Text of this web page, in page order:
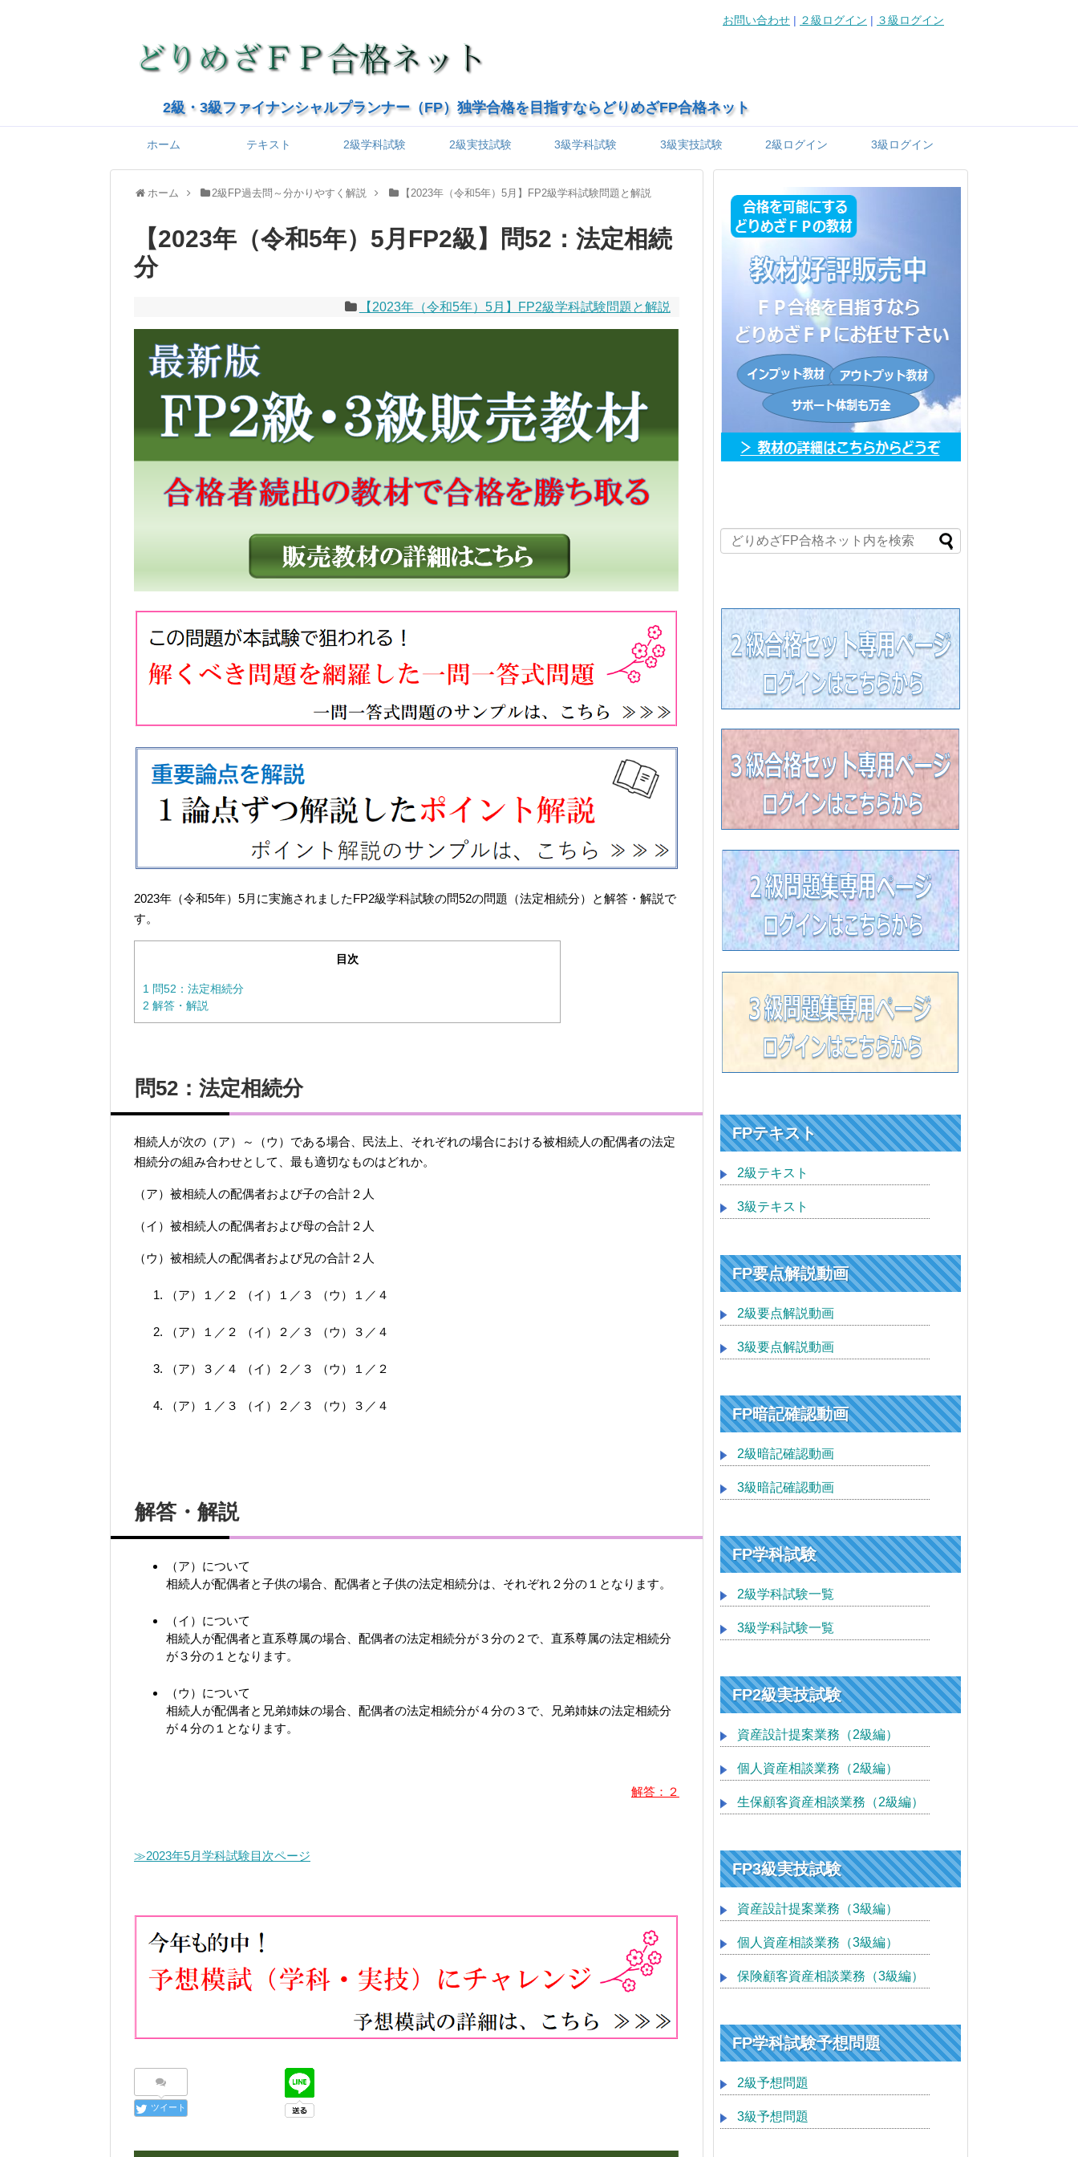
2級・3級ファイナンシャルプランナー（FP）独学合格を目指すならどりめざFP合格ネット
お問い合わせ | ２級ログイン | ３級ログイン
ホーム テキスト 2級学科試験 2級実技試験 3級学科試験 3級実技試験 2級ログイン 3級ログイン
ホーム 2級FP過去問～分かりやすく解説 【2023年（令和5年）5月】FP2級学科試験問題と解説
【2023年（令和5年）5月FP2級】問52：法定相続
分
【2023年（令和5年）5月】FP2級学科試験問題と解説
2023年（令和5年）5月に実施されましたFP2級学科試験の問52の問題（法定相続分）と解答・解説で
す。
目次
1 問52：法定相続分
2 解答・解説
問52：法定相続分
相続人が次の（ア）～（ウ）である場合、民法上、それぞれの場合における被相続人の配偶者の法定
相続分の組み合わせとして、最も適切なものはどれか。
（ア）被相続人の配偶者および子の合計２人
（イ）被相続人の配偶者および母の合計２人
（ウ）被相続人の配偶者および兄の合計２人
（ア）１／２ （イ）１／３ （ウ）１／４
（ア）１／２ （イ）２／３ （ウ）３／４
（ア）３／４ （イ）２／３ （ウ）１／２
（ア）１／３ （イ）２／３ （ウ）３／４
解答・解説
（ア）について
相続人が配偶者と子供の場合、配偶者と子供の法定相続分は、それぞれ２分の１となります。
（イ）について
相続人が配偶者と直系尊属の場合、配偶者の法定相続分が３分の２で、直系尊属の法定相続分
が３分の１となります。
（ウ）について
相続人が配偶者と兄弟姉妹の場合、配偶者の法定相続分が４分の３で、兄弟姉妹の法定相続分
が４分の１となります。
解答：２
≫2023年5月学科試験目次ページ
ツイート
FPテキスト
2級テキスト
3級テキスト
FP要点解説動画
2級要点解説動画
3級要点解説動画
FP暗記確認動画
2級暗記確認動画
3級暗記確認動画
FP学科試験
2級学科試験一覧
3級学科試験一覧
FP2級実技試験
資産設計提案業務（2級編）
個人資産相談業務（2級編）
生保顧客資産相談業務（2級編）
FP3級実技試験
資産設計提案業務（3級編）
個人資産相談業務（3級編）
保険顧客資産相談業務（3級編）
FP学科試験予想問題
2級予想問題
3級予想問題